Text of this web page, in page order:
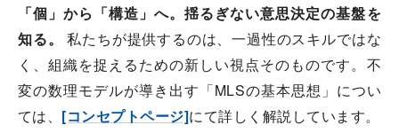
「個」から「構造」へ。揺るぎない意思決定の基盤を
知る。
私たちが提供するのは、一過性のスキルではな
く、組織を捉えるための新しい視点そのものです。不
変の数理モデルが導き出す「MLSの基本思想」につい
ては、 [コンセプトページ]にて詳しく解説しています。